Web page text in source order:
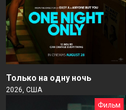
Только на одну ночь
2026, США
Фильм